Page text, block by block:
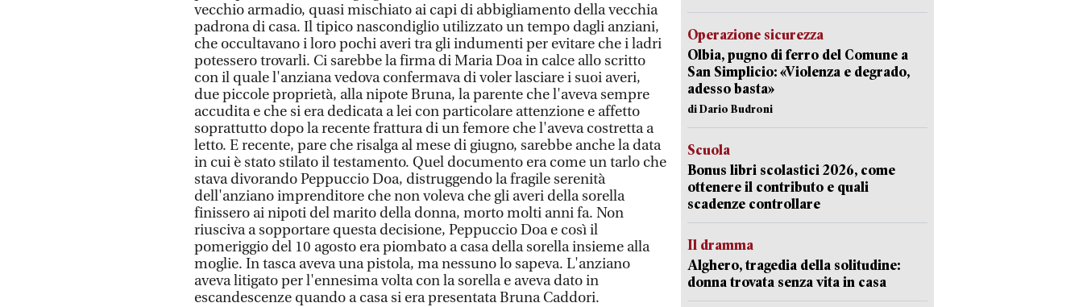
vecchio armadio, quasi mischiato ai capi di abbigliamento della vecchia
padrona di casa. Il tipico nascondiglio utilizzato un tempo dagli anziani,
che occultavano i loro pochi averi tra gli indumenti per evitare che i ladri
potessero trovarli. Ci sarebbe la firma di Maria Doa in calce allo scritto
con il quale l'anziana vedova confermava di voler lasciare i suoi averi,
due piccole proprietà, alla nipote Bruna, la parente che l'aveva sempre
accudita e che si era dedicata a lei con particolare attenzione e affetto
soprattutto dopo la recente frattura di un femore che l'aveva costretta a
letto. E recente, pare che risalga al mese di giugno, sarebbe anche la data
in cui è stato stilato il testamento. Quel documento era come un tarlo che
stava divorando Peppuccio Doa, distruggendo la fragile serenità
dell'anziano imprenditore che non voleva che gli averi della sorella
finissero ai nipoti del marito della donna, morto molti anni fa. Non
riusciva a sopportare questa decisione, Peppuccio Doa e così il
pomeriggio del 10 agosto era piombato a casa della sorella insieme alla
moglie. In tasca aveva una pistola, ma nessuno lo sapeva. L'anziano
aveva litigato per l'ennesima volta con la sorella e aveva dato in
escandescenze quando a casa si era presentata Bruna Caddori.
Operazione sicurezza
Olbia, pugno di ferro del Comune a
San Simplicio: «Violenza e degrado,
adesso basta»
di Dario Budroni
Scuola
Bonus libri scolastici 2026, come
ottenere il contributo e quali
scadenze controllare
Il dramma
Alghero, tragedia della solitudine:
donna trovata senza vita in casa